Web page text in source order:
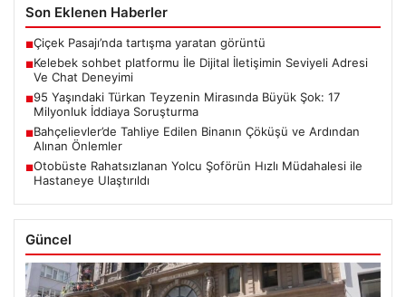
Son Eklenen Haberler
■Çiçek Pasajı’nda tartışma yaratan görüntü
■Kelebek sohbet platformu İle Dijital İletişimin Seviyeli Adresi
Ve Chat Deneyimi
■95 Yaşındaki Türkan Teyzenin Mirasında Büyük Şok: 17
Milyonluk İddiaya Soruşturma
■Bahçelievler’de Tahliye Edilen Binanın Çöküşü ve Ardından
Alınan Önlemler
■Otobüste Rahatsızlanan Yolcu Şoförün Hızlı Müdahalesi ile
Hastaneye Ulaştırıldı
Güncel